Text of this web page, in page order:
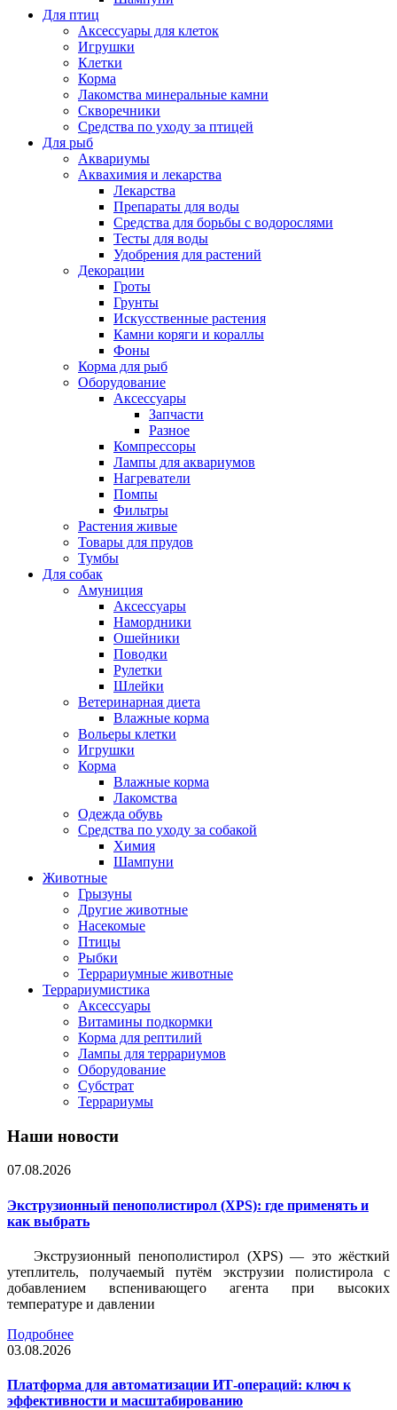
Для птиц
Аксессуары для клеток
Игрушки
Клетки
Корма
Лакомства минеральные камни
Скворечники
Средства по уходу за птицей
Для рыб
Аквариумы
Аквахимия и лекарства
Лекарства
Препараты для воды
Средства для борьбы с водорослями
Тесты для воды
Удобрения для растений
Декорации
Гроты
Грунты
Искусственные растения
Камни коряги и кораллы
Фоны
Корма для рыб
Оборудование
Аксессуары
Запчасти
Разное
Компрессоры
Лампы для аквариумов
Нагреватели
Помпы
Фильтры
Растения живые
Товары для прудов
Тумбы
Для собак
Амуниция
Аксессуары
Намордники
Ошейники
Поводки
Рулетки
Шлейки
Ветеринарная диета
Влажные корма
Вольеры клетки
Игрушки
Корма
Влажные корма
Лакомства
Одежда обувь
Средства по уходу за собакой
Химия
Шампуни
Животные
Грызуны
Другие животные
Насекомые
Птицы
Рыбки
Террариумные животные
Террариумистика
Аксессуары
Витамины подкормки
Корма для рептилий
Лампы для террариумов
Оборудование
Субстрат
Террариумы
Наши новости
07.08.2026
Экструзионный пенополистирол (XPS): где применять и
как выбрать
Экструзионный пенополистирол (XPS) — это жёсткий
утеплитель, получаемый путём экструзии полистирола с
добавлением вспенивающего агента при высоких
температуре и давлении
Подробнее
03.08.2026
Платформа для автоматизации ИТ-операций: ключ к
эффективности и масштабированию